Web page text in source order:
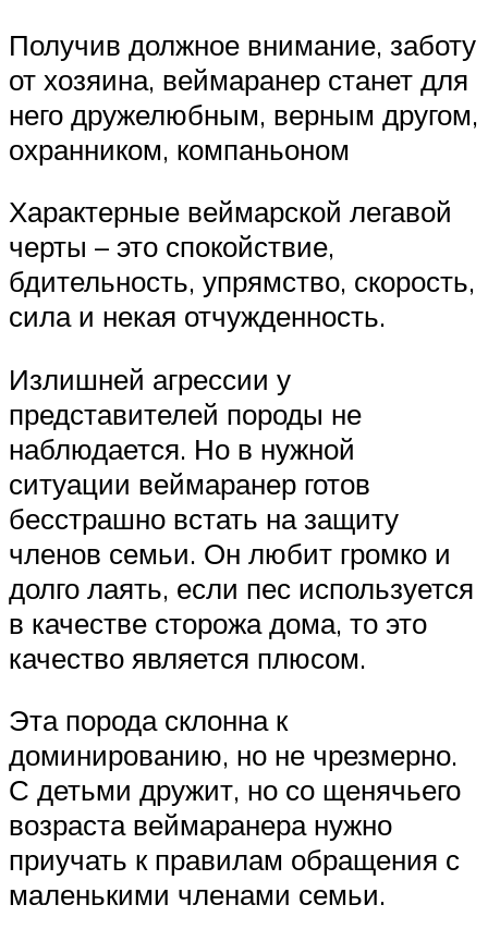
Получив должное внимание, заботу
от хозяина, веймаранер станет для
него дружелюбным, верным другом,
охранником, компаньоном
Характерные веймарской легавой
черты – это спокойствие,
бдительность, упрямство, скорость,
сила и некая отчужденность.
Излишней агрессии у
представителей породы не
наблюдается. Но в нужной
ситуации веймаранер готов
бесстрашно встать на защиту
членов семьи. Он любит громко и
долго лаять, если пес используется
в качестве сторожа дома, то это
качество является плюсом.
Эта порода склонна к
доминированию, но не чрезмерно.
С детьми дружит, но со щенячьего
возраста веймаранера нужно
приучать к правилам обращения с
маленькими членами семьи.